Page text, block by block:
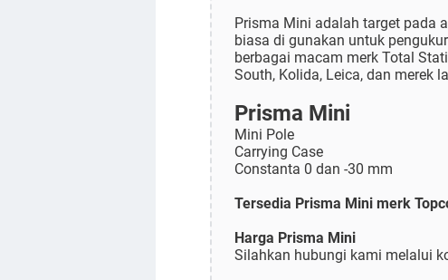
Prisma Mini adalah target pada
biasa di gunakan untuk
berbagai macam merk Total
South, Kolida, Leica, dan merek
Prisma Mini
Mini Pole
Carrying Case
Constanta 0 dan -30 mm
Tersedia Prisma Mini merk
Harga Prisma Mini
Silahkan hubungi kami melalui